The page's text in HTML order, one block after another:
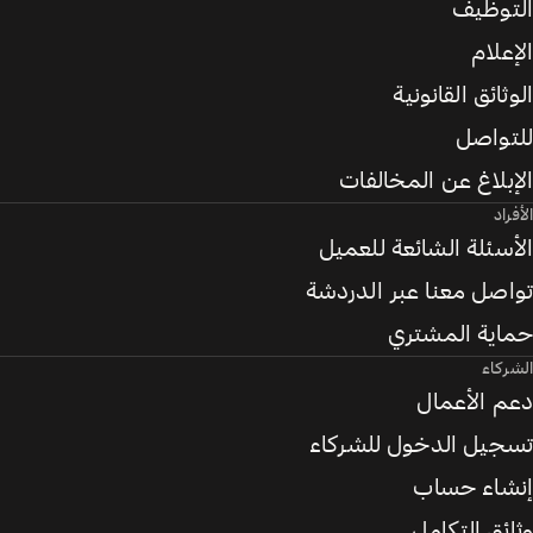
التوظيف
الإعلام
الوثائق القانونية
للتواصل
الإبلاغ عن المخالفات
الأفراد
الأسئلة الشائعة للعميل
تواصل معنا عبر الدردشة
حماية المشتري
الشركاء
دعم الأعمال
تسجيل الدخول للشركاء
إنشاء حساب